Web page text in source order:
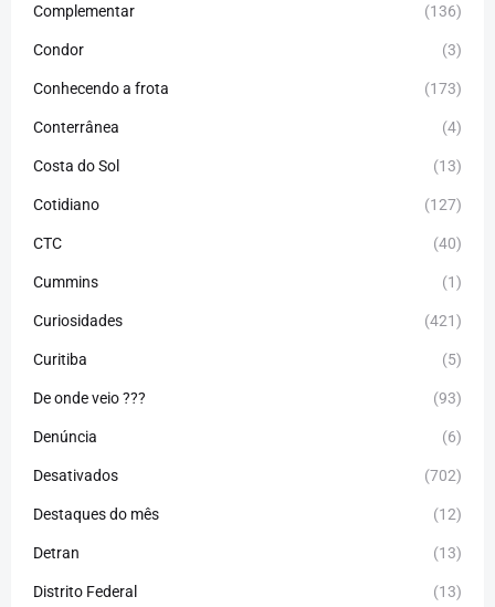
Complementar (136)
Condor (3)
Conhecendo a frota (173)
Conterrânea (4)
Costa do Sol (13)
Cotidiano (127)
CTC (40)
Cummins (1)
Curiosidades (421)
Curitiba (5)
De onde veio ??? (93)
Denúncia (6)
Desativados (702)
Destaques do mês (12)
Detran (13)
Distrito Federal (13)